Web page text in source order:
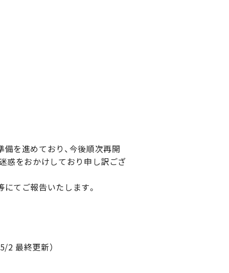
を進めており、今後順次再開
惑をおかけしており申し訳ござ
てご報告いたします。
2 最終更新）